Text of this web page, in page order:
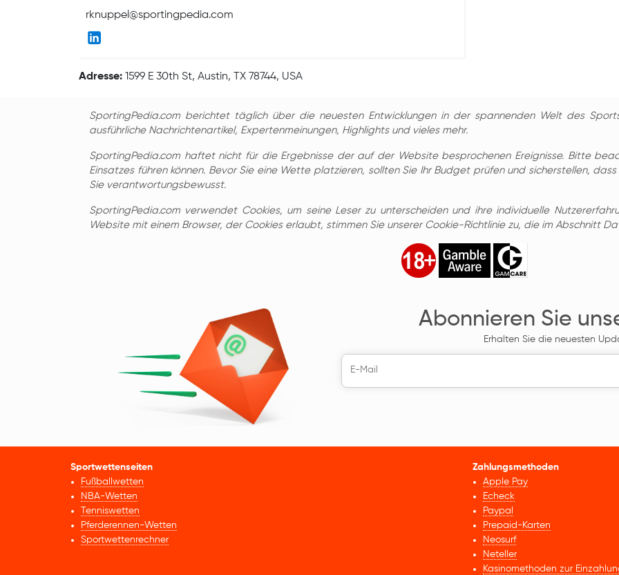
rknuppel@sportingpedia.com
Adresse: 1599 E 30th St, Austin, TX 78744, USA
SportingPedia.com berichtet täglich über die neuesten Entwicklungen in der spannenden Welt des
ausführliche Nachrichtenartikel, Expertenmeinungen, Highlights und vieles mehr.
SportingPedia.com haftet nicht für die Ergebnisse der auf der Website besprochenen Ereignisse. Bitte
Einsatzes führen können. Bevor Sie eine Wette platzieren, sollten Sie Ihr Budget prüfen und sicherstellen,
Sie verantwortungsbewusst.
SportingPedia.com verwendet Cookies, um seine Leser zu unterscheiden und ihre individuelle
Website mit einem Browser, der Cookies erlaubt, stimmen Sie unserer Cookie-Richtlinie zu, die im Abschnitt
Abonnieren Sie
Erhalten Sie die neuesten
Sportwettenseiten
Fußballwetten
NBA-Wetten
Tenniswetten
Pferderennen-Wetten
Sportwettenrechner
Zahlungsmethoden
Apple Pay
Echeck
Paypal
Prepaid-Karten
Neosurf
Neteller
Kasinomethoden zur